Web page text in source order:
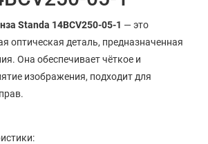
Standa 14BCV250-05-1 — это
оптическая деталь, предназначенная
Она обеспечивает чёткое и
изображения, подходит для